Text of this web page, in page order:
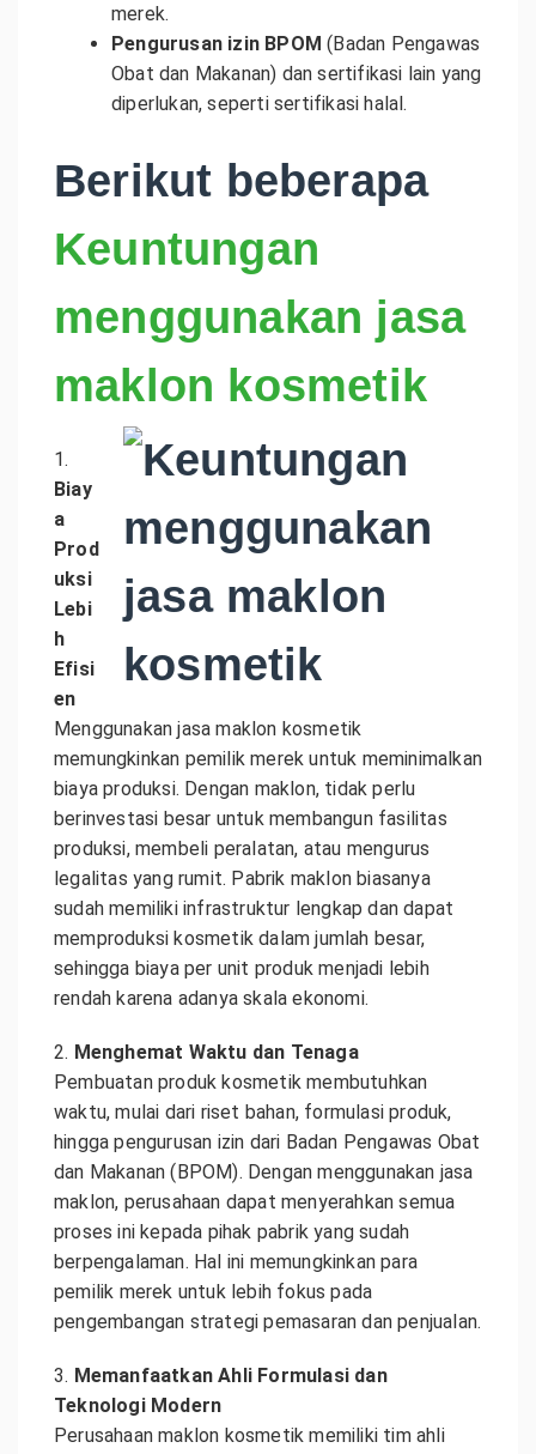
merek.
Pengurusan izin BPOM(Badan Pengawas
Obat dan Makanan) dan sertifikasi lain yang
diperlukan, seperti sertifikasi halal.
Berikut beberapa
Keuntungan
menggunakan jasa
maklon kosmetik
1.
Biay
a
Prod
uksi
Lebi
h
Efisi
en
Menggunakan jasa maklon kosmetik
memungkinkan pemilik merek untuk meminimalkan
biaya produksi. Dengan maklon, tidak perlu
berinvestasi besar untuk membangun fasilitas
produksi, membeli peralatan, atau mengurus
legalitas yang rumit. Pabrik maklon biasanya
sudah memiliki infrastruktur lengkap dan dapat
memproduksi kosmetik dalam jumlah besar,
sehingga biaya per unit produk menjadi lebih
rendah karena adanya skala ekonomi.
2. Menghemat Waktu dan Tenaga
Pembuatan produk kosmetik membutuhkan
waktu, mulai dari riset bahan, formulasi produk,
hingga pengurusan izin dari Badan Pengawas Obat
dan Makanan (BPOM). Dengan menggunakan jasa
maklon, perusahaan dapat menyerahkan semua
proses ini kepada pihak pabrik yang sudah
berpengalaman. Hal ini memungkinkan para
pemilik merek untuk lebih fokus pada
pengembangan strategi pemasaran dan penjualan.
3. Memanfaatkan Ahli Formulasi dan
Teknologi Modern
Perusahaan maklon kosmetik memiliki tim ahli